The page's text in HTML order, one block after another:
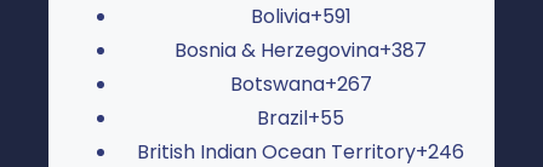
Bolivia+591
Bosnia & Herzegovina+387
Botswana+267
Brazil+55
British Indian Ocean Territory+246